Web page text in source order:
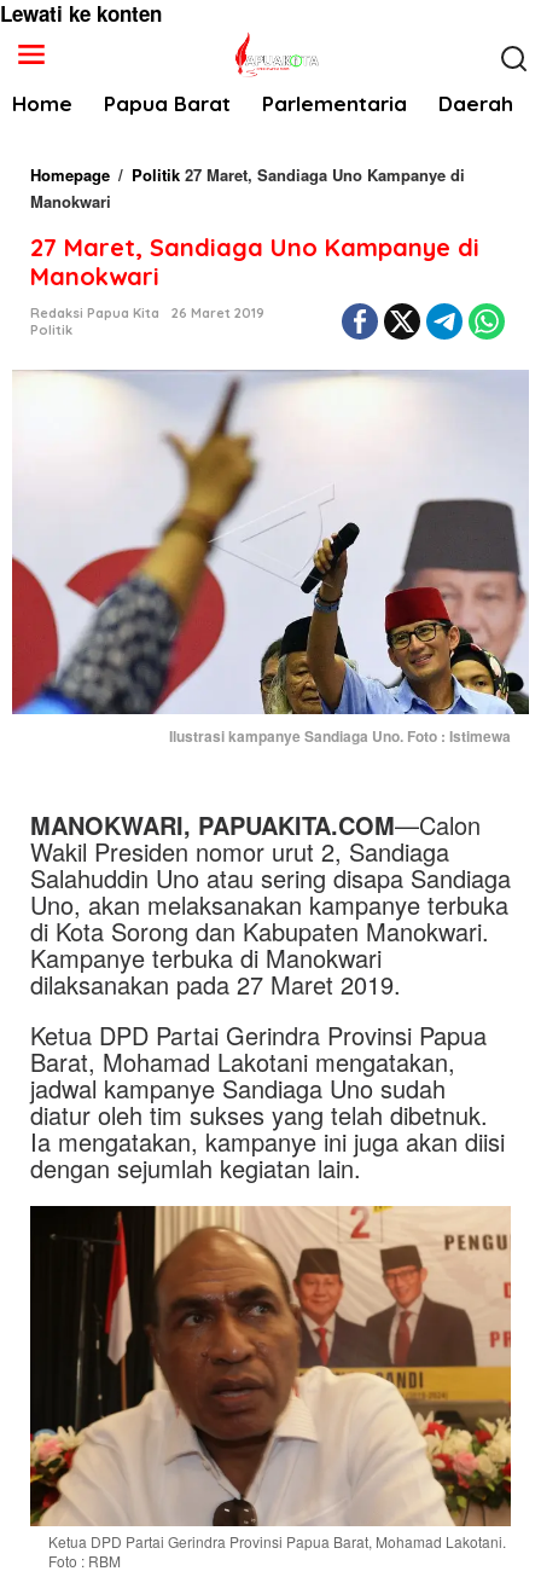
Lewati ke konten
Home Papua Barat Parlementaria Daerah
Homepage / Politik 27 Maret, Sandiaga Uno Kampanye di
Manokwari
27 Maret, Sandiaga Uno Kampanye di
Manokwari
Redaksi Papua Kita
26 Maret 2019
Politik
Ilustrasi kampanye Sandiaga Uno. Foto : Istimewa
MANOKWARI, PAPUAKITA.COM—Calon
Wakil Presiden nomor urut 2, Sandiaga
Salahuddin Uno atau sering disapa Sandiaga
Uno, akan melaksanakan kampanye terbuka
di Kota Sorong dan Kabupaten Manokwari.
Kampanye terbuka di Manokwari
dilaksanakan pada 27 Maret 2019.
Ketua DPD Partai Gerindra Provinsi Papua
Barat, Mohamad Lakotani mengatakan,
jadwal kampanye Sandiaga Uno sudah
diatur oleh tim sukses yang telah dibetnuk.
Ia mengatakan, kampanye ini juga akan diisi
dengan sejumlah kegiatan lain.
Ketua DPD Partai Gerindra Provinsi Papua Barat, Mohamad Lakotani.
Foto : RBM